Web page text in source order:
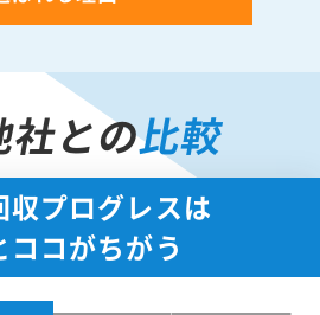
社との比較
収プログレスは
ココがちがう